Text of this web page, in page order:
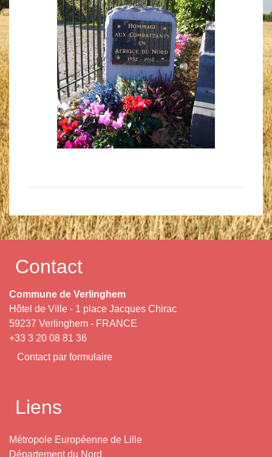
Contact
Commune de Verlinghem
Hôtel de Ville - 1 place Jacques Chirac
59237 Verlinghem - FRANCE
+33 3 20 08 81 36
Contact par formulaire
Liens
Métropole Européenne de Lille
Département du Nord